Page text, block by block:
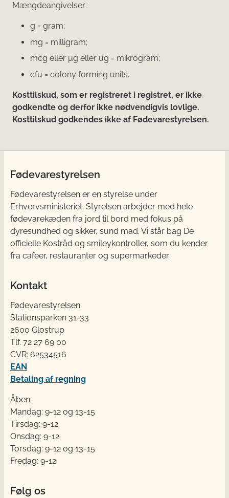
Mængdeangivelser:
g = gram;
mg = milligram;
mcg eller μg eller ug = mikrogram;
cfu = colony forming units.
Kosttilskud, som er registreret i registret, er ikke
godkendte og derfor ikke nødvendigvis lovlige.
Kosttilskud godkendes ikke af Fødevarestyrelsen.
Fødevarestyrelsen
Fødevarestyrelsen er en styrelse under
Erhvervsministeriet. Styrelsen arbejder med hele
fødevarekæden fra jord til bord med fokus på
dyresundhed og sikker, sund mad. Vi står bag De
officielle Kostråd og smileykontroller, som du kender
fra cafeer, restauranter og supermarkeder.
Kontakt
Fødevarestyrelsen
Stationsparken 31-33
2600 Glostrup
Tlf. 72 2​​​7 69 00
CVR: 62534516
EAN
Betaling af regning
Åben:
Mandag: 9-12 og 13-15
Tirsdag: 9-12
Onsdag: 9-12
Torsdag: 9-12 og 13-15
Fredag: 9-12
Følg os